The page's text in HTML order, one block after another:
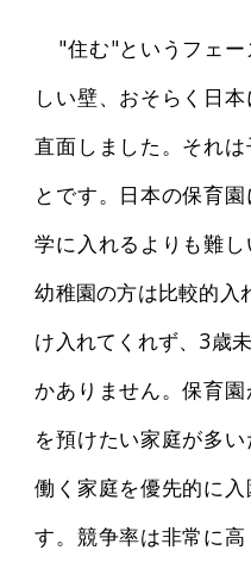
"住む"というフェ
しい壁、おそらく日
直面しました。それ
とです。日本の保育
学に入れるよりも難し
幼稚園の方は比較的入
け入れてくれず、3歳
かありません。保育
を預けたい家庭が多
働く家庭を優先的に
す。競争率は非常に